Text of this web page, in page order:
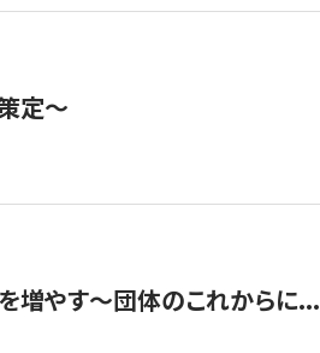
定～
増やす～団体のこれからに...